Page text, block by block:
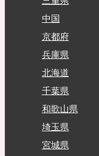
中国
京都府
兵庫県
北海道
千葉県
和歌山県
埼玉県
宮城県